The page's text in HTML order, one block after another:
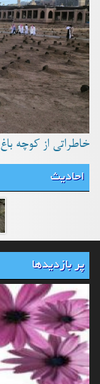
خاطراتی از کوچه
احادیث
پر بازدیدها